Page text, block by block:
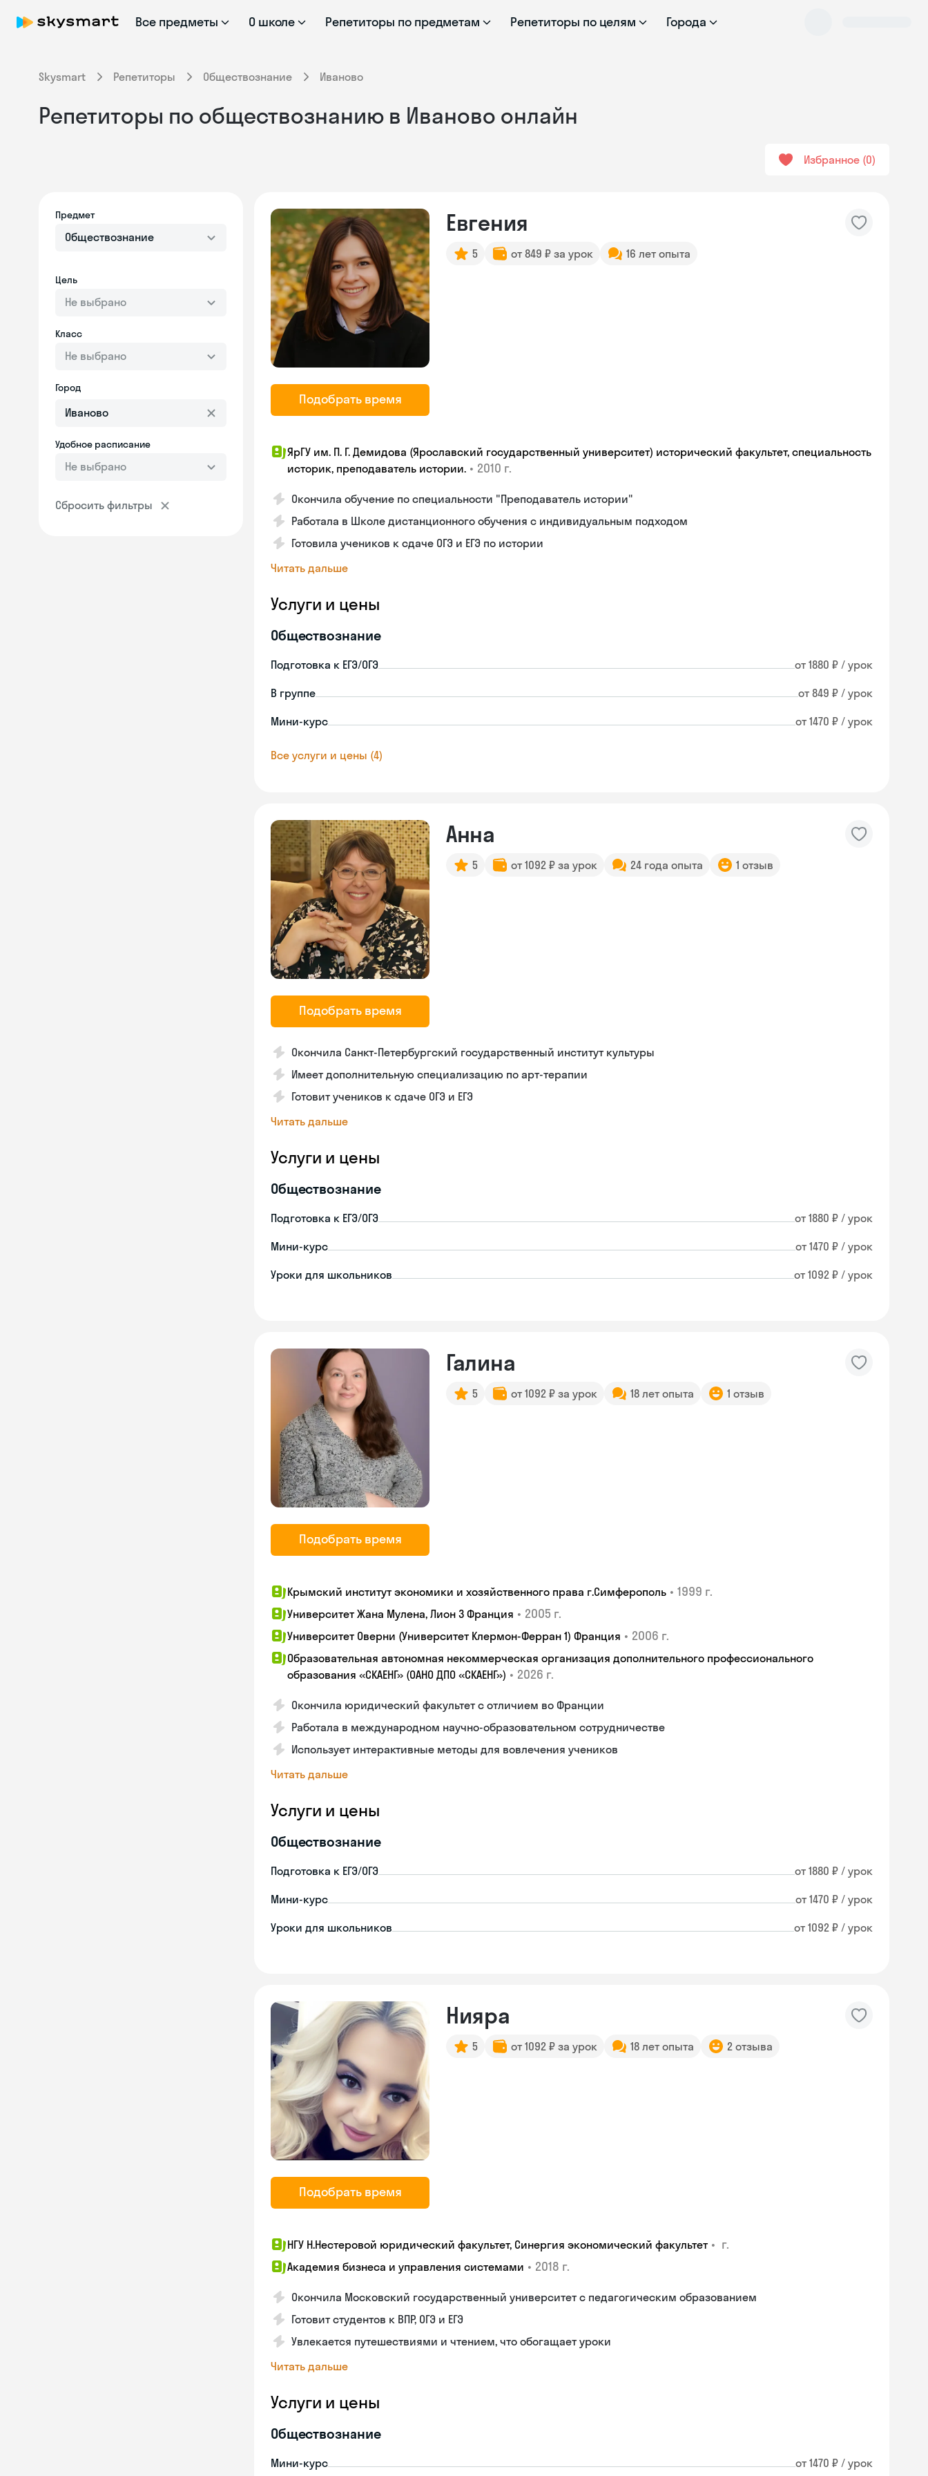
Все предметы О школе Репетиторы по предметам Репетиторы по целям Города
Skysmart Репетиторы Обществознание Иваново
Репетиторы по обществознанию в Иваново онлайн
Избранное 0
Предмет
Обществознание
Цель
Не выбрано
Класс
Не выбрано
Город
Удобное расписание
Не выбрано
Сбросить фильтры
Подобрать время
Евгения
5 от 849 ₽ за урок 16 лет опыта
ЯрГУ им. П. Г. Демидова (Ярославский государственный университет) исторический факультет, специальность
историк, преподаватель истории. • 2010 г.
Окончила обучение по специальности "Преподаватель истории"
Работала в Школе дистанционного обучения с индивидуальным подходом
Готовила учеников к сдаче ОГЭ и ЕГЭ по истории
Читать дальше
Услуги и цены
Обществознание
Подготовка к ЕГЭ/ОГЭ от 1880 ₽ / урок
В группе от 849 ₽ / урок
Мини-курс от 1470 ₽ / урок
Все услуги и цены (4)
Подобрать время
Анна
5 от 1092 ₽ за урок 24 года опыта 1 отзыв
Окончила Санкт-Петербургский государственный институт культуры
Имеет дополнительную специализацию по арт-терапии
Готовит учеников к сдаче ОГЭ и ЕГЭ
Читать дальше
Услуги и цены
Обществознание
Подготовка к ЕГЭ/ОГЭ от 1880 ₽ / урок
Мини-курс от 1470 ₽ / урок
Уроки для школьников от 1092 ₽ / урок
Подобрать время
Галина
5 от 1092 ₽ за урок 18 лет опыта 1 отзыв
Крымский институт экономики и хозяйственного права г.Симферополь • 1999 г.
Университет Жана Мулена, Лион 3 Франция • 2005 г.
Университет Оверни (Университет Клермон-Ферран 1) Франция • 2006 г.
Образовательная автономная некоммерческая организация дополнительного профессионального
образования «СКАЕНГ» (ОАНО ДПО «СКАЕНГ») • 2026 г.
Окончила юридический факультет с отличием во Франции
Работала в международном научно-образовательном сотрудничестве
Использует интерактивные методы для вовлечения учеников
Читать дальше
Услуги и цены
Обществознание
Подготовка к ЕГЭ/ОГЭ от 1880 ₽ / урок
Мини-курс от 1470 ₽ / урок
Уроки для школьников от 1092 ₽ / урок
Подобрать время
Нияра
5 от 1092 ₽ за урок 18 лет опыта 2 отзыва
НГУ Н.Нестеровой юридический факультет, Синергия экономический факультет • г.
Академия бизнеса и управления системами • 2018 г.
Окончила Московский государственный университет с педагогическим образованием
Готовит студентов к ВПР, ОГЭ и ЕГЭ
Увлекается путешествиями и чтением, что обогащает уроки
Читать дальше
Услуги и цены
Обществознание
Мини-курс от 1470 ₽ / урок
online